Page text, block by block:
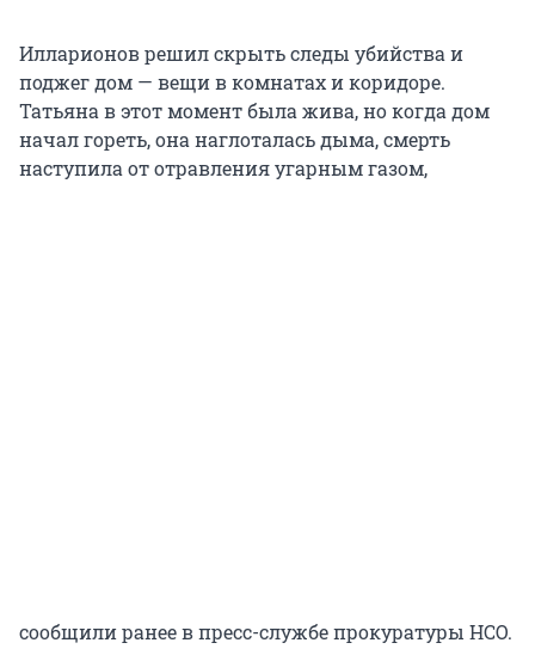
Илларионов решил скрыть следы убийства и
поджег дом — вещи в комнатах и коридоре.
Татьяна в этот момент была жива, но когда дом
начал гореть, она наглоталась дыма, смерть
наступила от отравления угарным газом,
сообщили ранее в пресс-службе прокуратуры НСО.